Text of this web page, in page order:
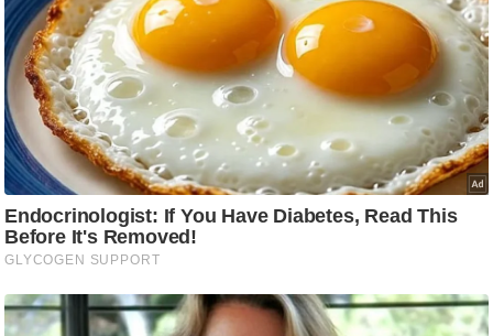
ल्म
स
मी
क्षा
B
r
e
a
k
i
n